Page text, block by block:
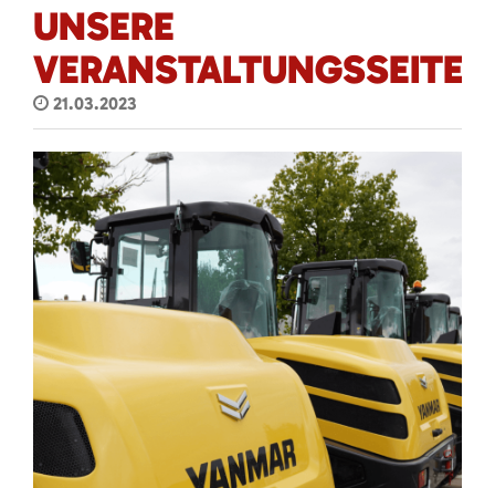
UNSERE
VERANSTALTUNGSSEITE
21.03.2023